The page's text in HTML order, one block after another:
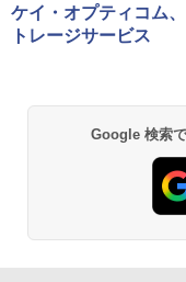
ケイ・オプティコム
トレージサービス
Google 検索